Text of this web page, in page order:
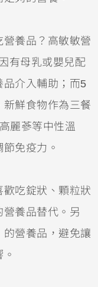
養品？高敏敏營
有母乳或嬰兒配
品介入輔助；而5
鮮食物作為三餐
麗蔘等中性溫
免疫力。
吃錠狀、顆粒狀
養品替代。另
營養品，避免讓